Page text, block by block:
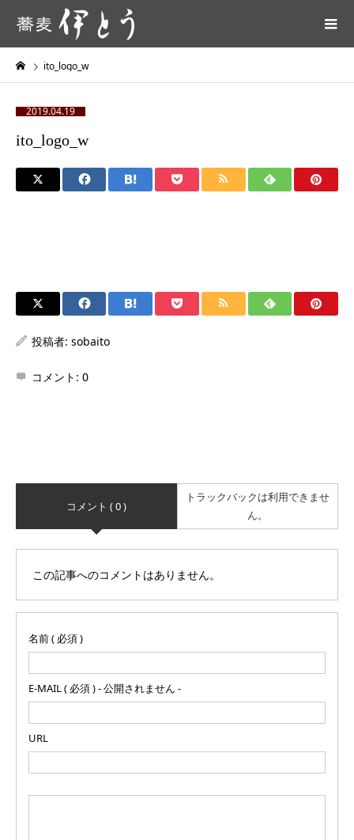
ito_logo_w
2019.04.19
ito_logo_w
投稿者: sobaito
コメント: 0
コメント ( 0 )
トラックバックは利用できませ
ん。
この記事へのコメントはありません。
名前 ( 必須 )
E-MAIL ( 必須 ) - 公開されません -
URL